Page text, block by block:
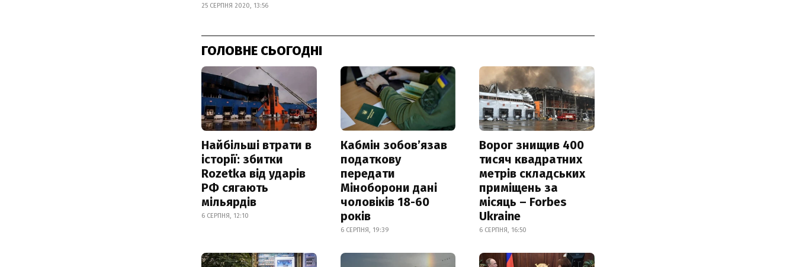
25 СЕРПНЯ 2020, 13:56
ГОЛОВНЕ СЬОГОДНІ
Найбільші втрати в
історії: збитки
Rozetka від ударів
РФ сягають
мільярдів
6 СЕРПНЯ, 12:10
Кабмін зобовʼязав
податкову
передати
Міноборони дані
чоловіків 18-60
років
6 СЕРПНЯ, 19:39
Ворог знищив 400
тисяч квадратних
метрів складських
приміщень за
місяць – Forbes
Ukraine
6 СЕРПНЯ, 16:50